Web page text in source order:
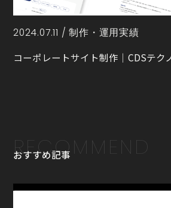
2024.07.11 /制作・運用実績
コーポレートサイト制作｜CDSテク
RECOMMEND
おすすめ記事